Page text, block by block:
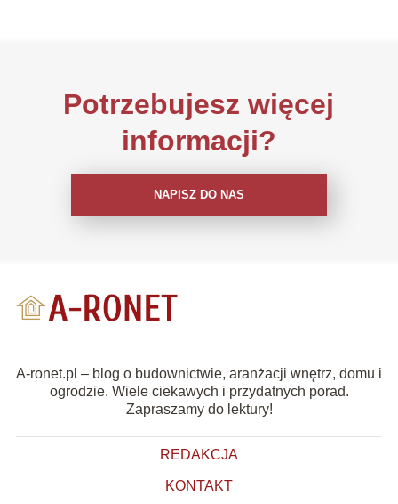
Potrzebujesz więcej
informacji?
NAPISZ DO NAS
A-ronet.pl – blog o budownictwie, aranżacji wnętrz, domu i
ogrodzie. Wiele ciekawych i przydatnych porad.
Zapraszamy do lektury!
REDAKCJA
KONTAKT